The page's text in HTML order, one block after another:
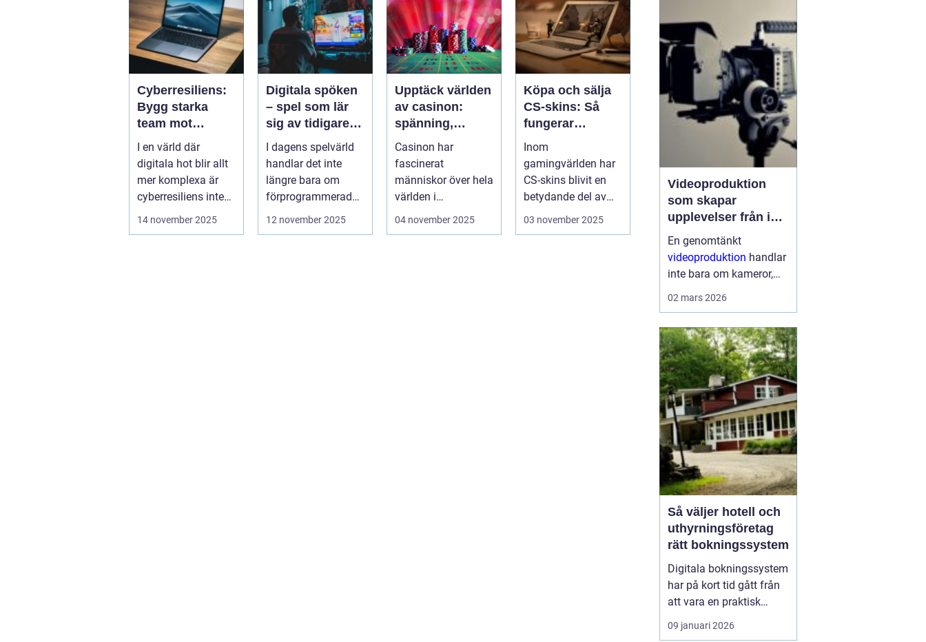
Cyberresiliens:
Bygg starka
team mot
digitala hot
I en värld där
digitala hot blir allt
mer komplexa är
cyberresiliens inte
14 november 2025
Digitala spöken
– spel som lär
sig av tidigare
spelare
I dagens spelvärld
handlar det inte
längre bara om
förprogrammerade
banor och fasta m...
12 november 2025
Upptäck världen
av casinon:
spänning,
strategi och tur
Casinon har
fascinerat
människor över hela
världen i
århundraden. Dessa
04 november 2025
Köpa och sälja
CS-skins: Så
fungerar
marknaden
Inom
gamingvärlden har
CS-skins blivit en
betydande del av
spelupplevelsen för
03 november 2025
patienter ökar och
kraven på
dokumentation skärps,
blir ett genomtänkt
system avgörande för
både kvalitet och
arbetsmiljö. Ett bra04
Videoproduktion
som skapar
upplevelser från idé
till färdig sändning
En genomtänkt
videoproduktion handlar
inte bara om kameror,
människor minns.
Oavsett om det gäller en
konferens, konsert,
mässa eller ett ...
02 mars 2026
Så väljer hotell och
uthyrningsföretag
rätt bokningssystem
Digitala bokningssystem
har på kort tid gått från
att vara en praktisk
detalj till att bli hjärtat i
många
09 januari 2026